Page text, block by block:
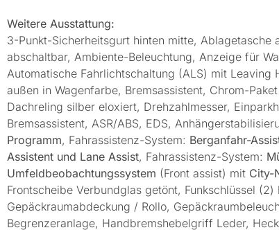
Weitere Ausstattung:
3-Punkt-Sicherheitsgurt hinten mitte,
abschaltbar, Ambiente-Beleuchtung, Anzeige für
Automatische Fahrlichtschaltung (ALS) mit
außen in Wagenfarbe, Bremsassistent, Chrom-
Dachreling silber eloxiert, Drehzahlmesser,
Bremsassistent, ASR/ABS, EDS,
Programm, Fahrassistenz-System: Berganfahr-
Assistent und Lane Assist, Fahrassistenz-System:
Umfeldbeobachtungssystem (Front assist) mit City-
Frontscheibe Verbundglas getönt, Funkschlüssel
Gepäckraumabdeckung / Rollo,
Begrenzeranlage, Handbremshebelgriff Leder,